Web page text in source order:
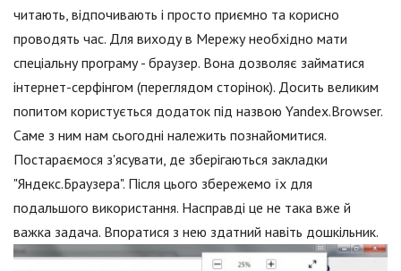
читають, відпочивають і просто приємно та корисно
проводять час. Для виходу в Мережу необхідно мати
спеціальну програму - браузер. Вона дозволяє займатися
інтернет-серфінгом (переглядом сторінок). Досить великим
попитом користується додаток під назвою Yandex.Browser.
Саме з ним нам сьогодні належить познайомитися.
Постараємося з'ясувати, де зберігаються закладки
"Яндекс.Браузера". Після цього збережемо їх для
подальшого використання. Насправді це не така вже й
важка задача. Впоратися з нею здатний навіть дошкільник.